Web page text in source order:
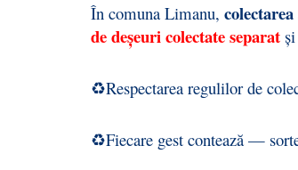
În comuna Limanu,
de deșeuri colectate separat
♻️Respectarea regulilor de
♻️Fiecare gest contează —